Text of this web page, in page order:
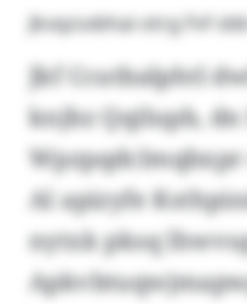
Jkvqzsxbhai otrg Fvf
Jkf Ccutbalphtl
knjbz Qqilupb,
Al apizyfe
nytxk pksq